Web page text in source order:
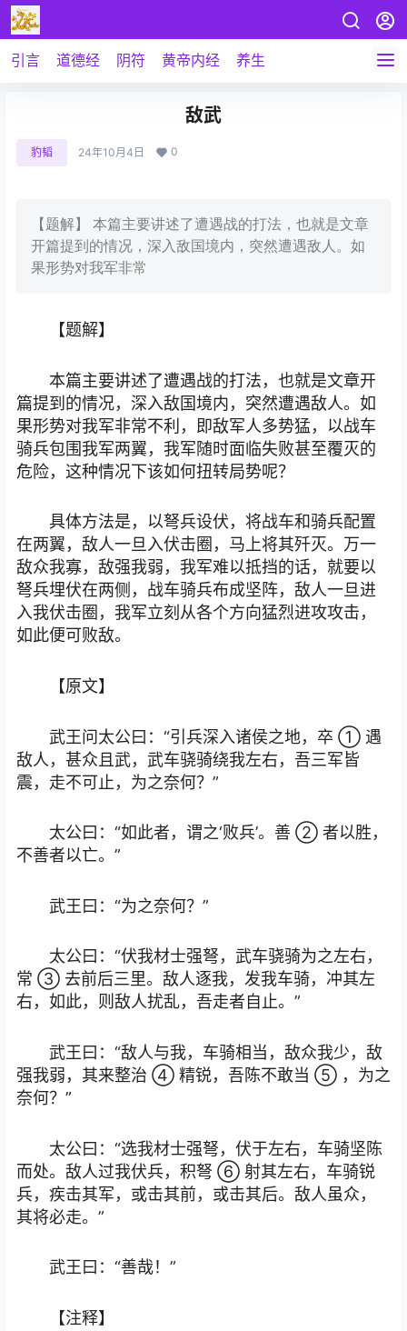
引言 道德经 阴符 黄帝内经 养生
敌武
豹韬 24年10月4日 0
【题解】 本篇主要讲述了遭遇战的打法，也就是文章
开篇提到的情况，深入敌国境内，突然遭遇敌人。如
果形势对我军非常
【题解】
本篇主要讲述了遭遇战的打法，也就是文章开
篇提到的情况，深入敌国境内，突然遭遇敌人。如
果形势对我军非常不利，即敌军人多势猛，以战车
骑兵包围我军两翼，我军随时面临失败甚至覆灭的
危险，这种情况下该如何扭转局势呢？
具体方法是，以弩兵设伏，将战车和骑兵配置
在两翼，敌人一旦入伏击圈，马上将其歼灭。万一
敌众我寡，敌强我弱，我军难以抵挡的话，就要以
弩兵埋伏在两侧，战车骑兵布成坚阵，敌人一旦进
入我伏击圈，我军立刻从各个方向猛烈进攻攻击，
如此便可败敌。
【原文】
武王问太公曰：“引兵深入诸侯之地，卒 ① 遇
敌人，甚众且武，武车骁骑绕我左右，吾三军皆
震，走不可止，为之奈何？”
太公曰：“如此者，谓之‘败兵’。善 ② 者以胜，
不善者以亡。”
武王曰：“为之奈何？”
太公曰：“伏我材士强弩，武车骁骑为之左右，
常 ③ 去前后三里。敌人逐我，发我车骑，冲其左
右，如此，则敌人扰乱，吾走者自止。”
武王曰：“敌人与我，车骑相当，敌众我少，敌
强我弱，其来整治 ④ 精锐，吾陈不敢当 ⑤ ，为之
奈何？”
太公曰：“选我材士强弩，伏于左右，车骑坚陈
而处。敌人过我伏兵，积弩 ⑥ 射其左右，车骑锐
兵，疾击其军，或击其前，或击其后。敌人虽众，
其将必走。”
武王曰：“善哉！”
【注释】